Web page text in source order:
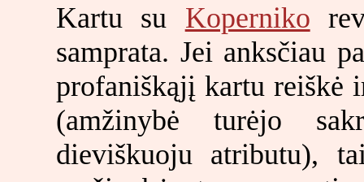
Kartu su Koperniko
samprata. Jei anksčiau
profaniškąjį kartu
(amžinybė turėjo
dieviškuoju atributu),